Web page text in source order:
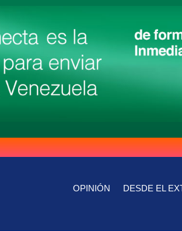
OPINIÓN DESDE EL